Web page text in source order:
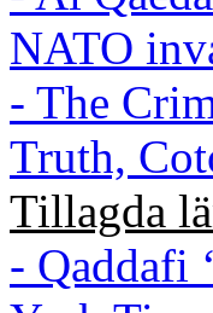
NATO
- The
Truth,
Tillagda
- Qaddafi